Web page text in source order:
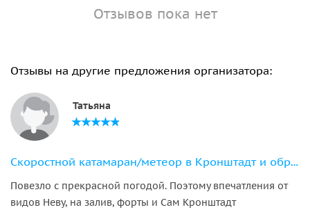
Отзывов пока нет
Отзывы на другие предложения организатора:
Татьяна
Скоростной катамаран/метеор в Кронштадт и обратно
Повезло с прекрасной погодой. Поэтому впечатления от
видов Неву, на залив, форты и Сам Кронштадт